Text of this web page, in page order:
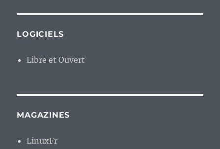
LOGICIELS
Libre et Ouvert
MAGAZINES
LinuxFr